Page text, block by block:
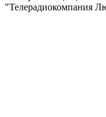
"Телерадиокомпания